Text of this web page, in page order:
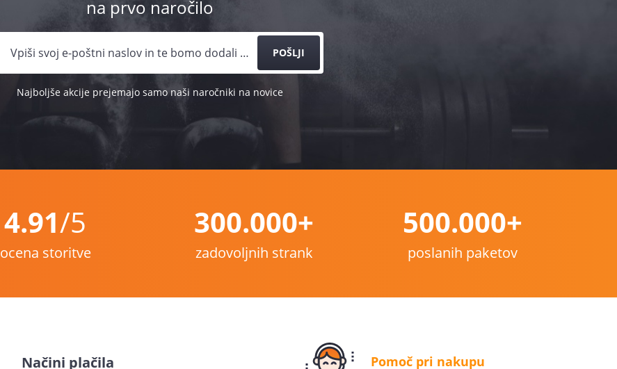
na prvo naročilo
POŠLJI
Najboljše akcije prejemajo samo naši naročniki na novice
4.91/5
ocena storitve
300.000+
zadovoljnih strank
500.000+
poslanih paketov
Načini plačila Pomoč pri nakupu